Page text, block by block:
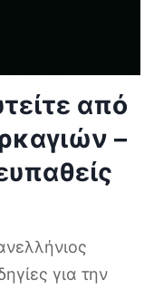
από
–
για την